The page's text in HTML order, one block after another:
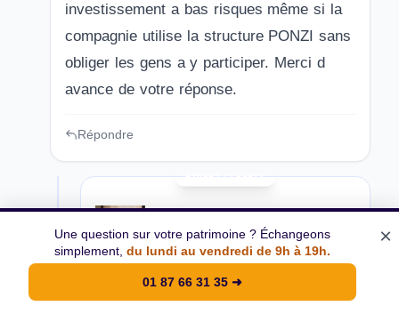
investissement a bas risques même si la
compagnie utilise la structure PONZI sans
obliger les gens a y participer. Merci d
avance de votre réponse.
Répondre
Benoît Fruchard 23 juillet 2024
Bonjour,
Une question sur votre patrimoine ? Échangeons
simplement, du lundi au vendredi de 9h à 19h.
01 87 66 31 35 ➜
×